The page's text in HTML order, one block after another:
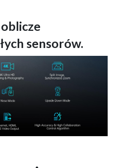
sensorów.